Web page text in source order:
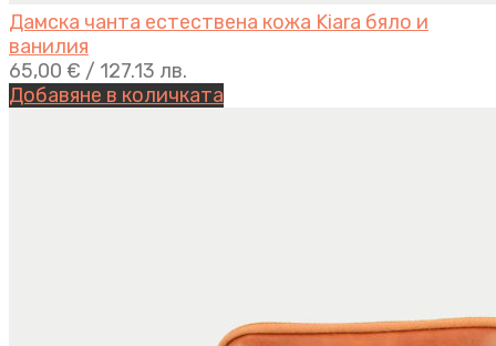
Дамска чанта естествена кожа Kiara бяло и
ванилия
65,00 € / 127.13 лв.
Добавяне в количката